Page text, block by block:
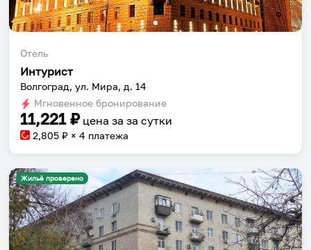
Отель
Интурист
Волгоград, ул. Мира, д. 14
Мгновенное бронирование
11,221₽ цена за за сутки
2,805 ₽ × 4 платежа
Жильё проверено